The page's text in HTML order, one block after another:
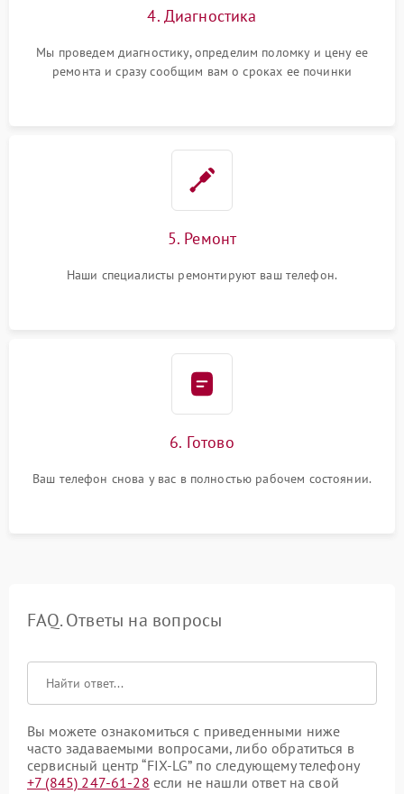
4. Диагностика
Мы проведем диагностику, определим поломку и цену ее
ремонта и сразу сообщим вам о сроках ее починки
5. Ремонт
Наши специалисты ремонтируют ваш телефон.
6. Готово
Ваш телефон снова у вас в полностью рабочем состоянии.
FAQ. Ответы на вопросы
Вы можете ознакомиться с приведенными ниже
часто задаваемыми вопросами, либо обратиться в
сервисный центр “FIX-LG” по следующему телефону
+7 (845) 247-61-28 если не нашли ответ на свой